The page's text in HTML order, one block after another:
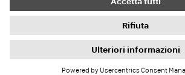
Contatto Acquisti
Colofone
Impostazioni di protezione dei dati
Doveri di informazione
Condizioni
© 2026